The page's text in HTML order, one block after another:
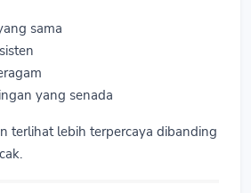
sama
yang senada
terlihat lebih terpercaya dibanding